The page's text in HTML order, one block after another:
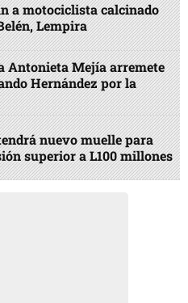
a motociclista calcinado
Lempira
Antonieta Mejía arremete
Hernández por la
nuevo muelle para
superior a L100 millones